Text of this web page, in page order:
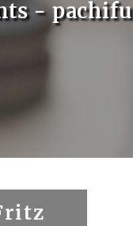
- pachifu